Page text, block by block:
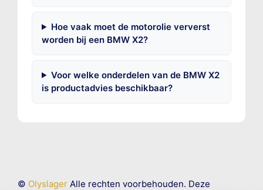
Hoe vaak moet de motorolie ververst
worden bij een BMW X2?
Voor welke onderdelen van de BMW X2
is productadvies beschikbaar?
© OlyslagerAlle rechten voorbehouden. Deze